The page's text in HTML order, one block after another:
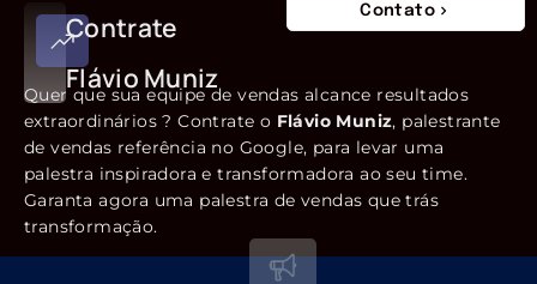
Contrate
Flávio Muniz
Contato
Quer que sua equipe de vendas alcance resultados
extraordinários ? Contrate o Flávio Muniz, palestrante
de vendas referência no Google, para levar uma
palestra inspiradora e transformadora ao seu time.
Garanta agora uma palestra de vendas que trás
transformação.